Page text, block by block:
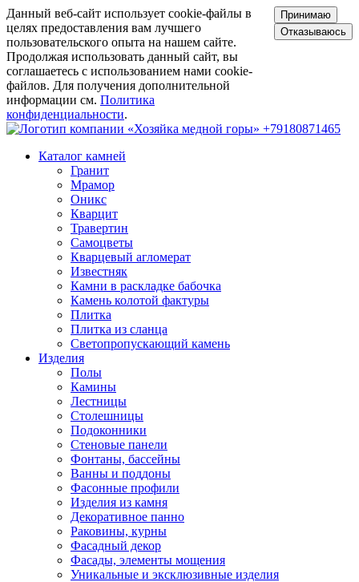
Данный веб-сайт использует cookie-файлы в
целях предоставления вам лучшего
пользовательского опыта на нашем сайте.
Продолжая использовать данный сайт, вы
соглашаетесь с использованием нами cookie-
файлов. Для получения дополнительной
информации см. Политика
конфиденциальности.
Принимаю
Отказываюсь
+79180871465
Каталог камней
Гранит
Мрамор
Оникс
Кварцит
Травертин
Самоцветы
Кварцевый агломерат
Известняк
Камни в раскладке бабочка
Камень колотой фактуры
Плитка
Плитка из сланца
Светопропускающий камень
Изделия
Полы
Камины
Лестницы
Столешницы
Подоконники
Стеновые панели
Фонтаны, бассейны
Ванны и поддоны
Фасонные профили
Изделия из камня
Декоративное панно
Раковины, курны
Фасадный декор
Фасады, элементы мощения
Уникальные и эксклюзивные изделия